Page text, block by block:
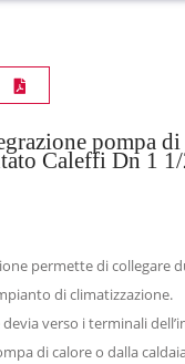
pompa di
Caleffi Dn 1
permette di collegare
di climatizzazione.
verso i terminali
di calore o dalla